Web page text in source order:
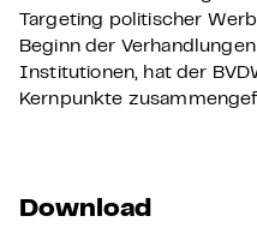
Targeting politischer
Beginn der
Institutionen, hat der
Kernpunkte
Download